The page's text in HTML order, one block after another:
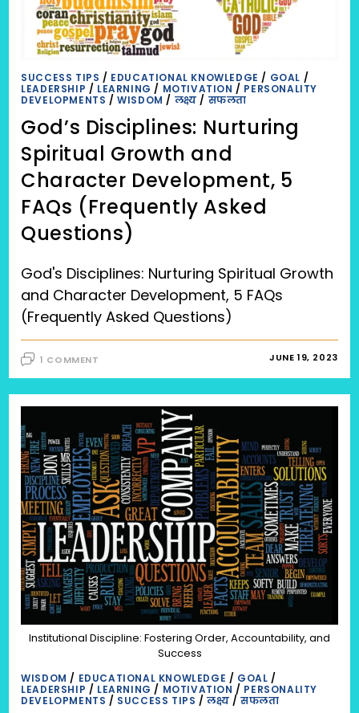
PERSONAL
DISCIPLINE?
(2023)
SUCCESS TIPS / EDUCATIONAL KNOWLEDGE / GOAL /
LEADERSHIP / LEARNING / MOTIVATION / PERSONALITY
DEVELOPMENTS /WISDOM / लक्ष्य / सफलता
God’s Disciplines: Nurturing
Spiritual Growth and
Character Development, 5
FAQs (Frequently Asked
Questions)
God's Disciplines: Nurturing Spiritual Growth
and Character Development, 5 FAQs
(Frequently Asked Questions)
1 COMMENT JUNE 19, 2023
Institutional Discipline: Fostering Order, Accountability, and
Success
WISDOM / EDUCATIONAL KNOWLEDGE / GOAL /
LEADERSHIP / LEARNING / MOTIVATION / PERSONALITY
DEVELOPMENTS / SUCCESS TIPS /लक्ष्य /सफलता